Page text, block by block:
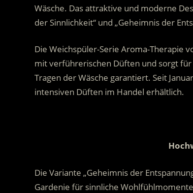
Wäsche. Das attraktive und moderne
der Sinnlichkeit“ und „Geheimnis der
Die Weichspüler-Serie Aroma-Therapie
mit verführerischen Düften und sorgt
Tragen der Wäsche garantiert. Seit
intensiven Düften im Handel erhältlich.
Die Variante „Geheimnis der
Gardenie für sinnliche